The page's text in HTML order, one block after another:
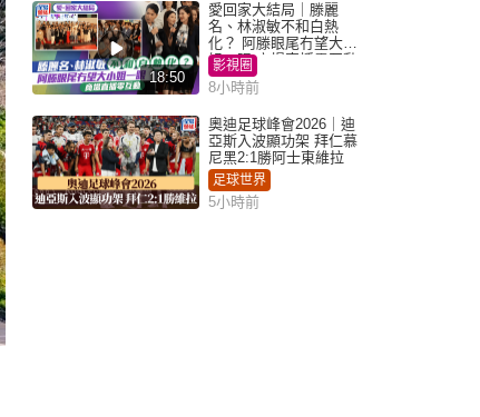
18:50
愛回家大結局｜滕麗
名、林淑敏不和白熱
化？ 阿滕眼尾冇望大小
姐一眼 商場直播零互動
影視圈
8小時前
奧迪足球峰會2026｜迪
亞斯入波顯功架 拜仁慕
尼黑2:1勝阿士東維拉
足球世界
5小時前